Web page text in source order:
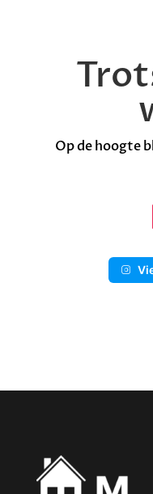
Op de hoogte